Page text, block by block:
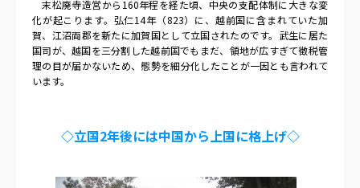
末松廃寺造営から 160年程を経た頃、中央の支配体制に大きな変
化が起こります。弘仁14年（823）に、越前国に含まれていた加
賀、江沼両郡を新たに加賀国として立国されたのです。武生に居た
国司が、越国を三分割した越前国でもまだ、領地が広すぎて徴税管
理の目が届かないため、態勢を細分化したことが一因とも言われて
います。
◇立国2年後には中国から上国に格上げ◇